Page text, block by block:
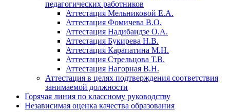
педагогических работников
Аттестация Мельниковой Е.А.
Аттестация Фомичева В.О.
Аттестация Надибаидзе О.А.
Аттестация Букирева Н.В.
Аттестация Карапатина М.Н.
Аттестация Стрельцова Т.В.
Аттестация Нагорная В.Н.
Аттестация в целях подтверждения соответствия
занимаемой должности
Горячая линия по классному руководству
Независимая оценка качества образования